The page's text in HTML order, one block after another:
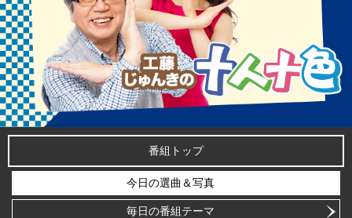
番組トップ
今日の選曲＆写真
毎日の番組テーマ